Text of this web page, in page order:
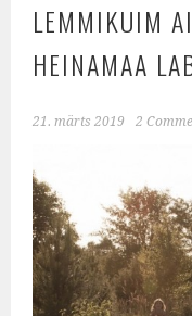
LEMMIKUIM
HEINAMAA
21. märts 2019 2